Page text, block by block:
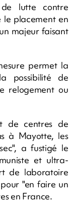
lutte contre
placement en
majeur faisant
permet la
possibilité de
relogement ou
de centres de
à Mayotte, les
a fustigé le
et ultra-
de laboratoire
"en faire un
en France.